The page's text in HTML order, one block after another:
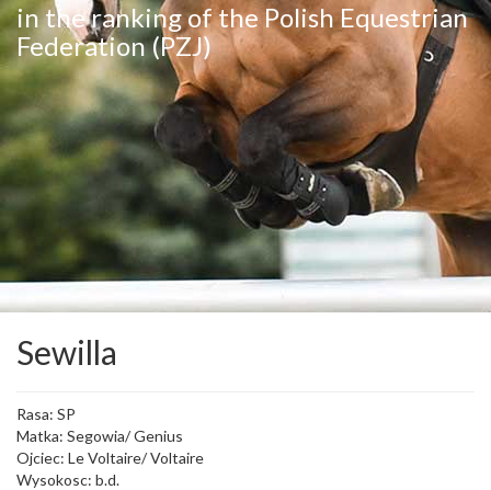
in the ranking of the Polish Equestrian
Federation (PZJ)
Sewilla
Rasa: SP
Matka: Segowia/ Genius
Ojciec: Le Voltaire/ Voltaire
Wysokosc: b.d.